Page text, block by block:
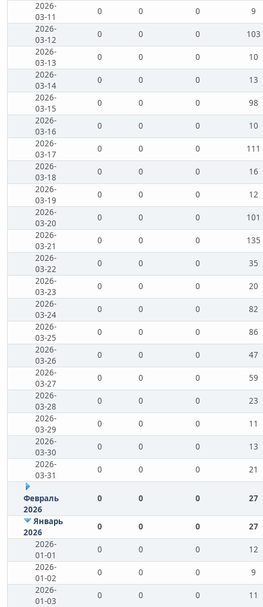
2026-
03-11
0 0 0
9
2026-
03-12
0 0 0
103
2026-
03-13
0 0 0
10
2026-
03-14
0 0 0
13
2026-
03-15
0 0 0
98
2026-
03-16
0 0 0
10
2026-
03-17
0 0 0
111
2026-
03-18
0 0 0
16
2026-
03-19
0 0 0
12
2026-
03-20
0 0 0
101
2026-
03-21
0 0 0
135
2026-
03-22
0 0 0
35
2026-
03-23
0 0 0
20
2026-
03-24
0 0 0
82
2026-
03-25
0 0 0
86
2026-
03-26
0 0 0
47
2026-
03-27
0 0 0
59
2026-
03-28
0 0 0
23
2026-
03-29
0 0 0
11
2026-
03-30
0 0 0
13
2026-
03-31
0 0 0 21
Февраль
2026
0 0 0 27
Январь
2026
0 0 0
27
2026-
01-01
0 0 0
12
2026-
01-02
0 0 0
9
2026-
01-03
0 0 0
11